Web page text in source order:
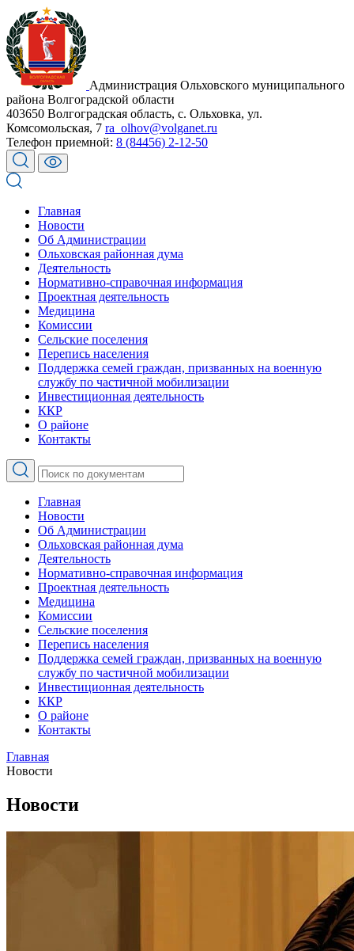
Администрация Ольховского муниципального
района Волгоградской области
403650 Волгоградская область, с. Ольховка, ул.
Комсомольская, 7 ra_olhov@volganet.ru
Телефон приемной: 8 (84456) 2-12-50
Главная
Новости
Об Администрации
Ольховская районная дума
Деятельность
Нормативно-справочная информация
Проектная деятельность
Медицина
Комиссии
Сельские поселения
Перепись населения
Поддержка семей граждан, призванных на военную
службу по частичной мобилизации
Инвестиционная деятельность
ККР
О районе
Контакты
Главная
Новости
Об Администрации
Ольховская районная дума
Деятельность
Нормативно-справочная информация
Проектная деятельность
Медицина
Комиссии
Сельские поселения
Перепись населения
Поддержка семей граждан, призванных на военную
службу по частичной мобилизации
Инвестиционная деятельность
ККР
О районе
Контакты
Главная
Новости
Новости